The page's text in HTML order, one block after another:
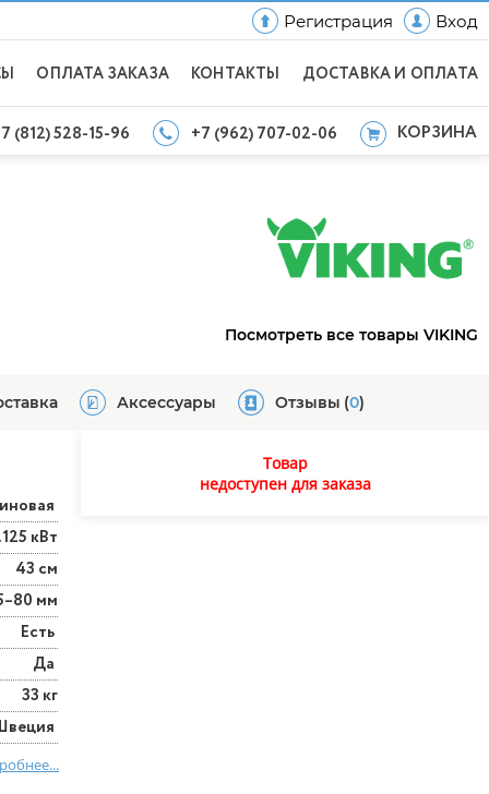
Регистрация Вход
ОПЛАТА ЗАКАЗА КОНТАКТЫ ДОСТАВКА И ОПЛАТА
(812) 528-15-96 +7 (962) 707-02-06 КОРЗИНА
Посмотреть все товары VIKING
Аксессуары Отзывы (0)
кВт
43 см
мм
Есть
Да
33 кг
Товар
недоступен для заказа